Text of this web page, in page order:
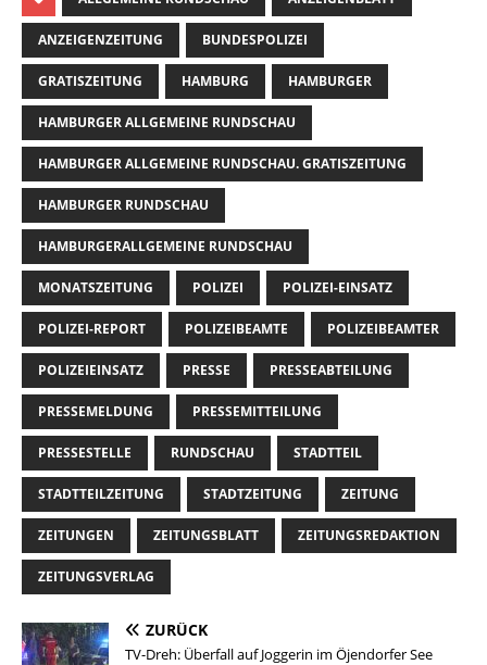
ANZEIGENZEITUNG BUNDESPOLIZEI
GRATISZEITUNG HAMBURG HAMBURGER
HAMBURGER ALLGEMEINE RUNDSCHAU
HAMBURGER ALLGEMEINE RUNDSCHAU. GRATISZEITUNG
HAMBURGER RUNDSCHAU
HAMBURGERALLGEMEINE RUNDSCHAU
MONATSZEITUNG POLIZEI POLIZEI-EINSATZ
POLIZEI-REPORT POLIZEIBEAMTE POLIZEIBEAMTER
POLIZEIEINSATZ PRESSE PRESSEABTEILUNG
PRESSEMELDUNG PRESSEMITTEILUNG
PRESSESTELLE RUNDSCHAU STADTTEIL
STADTTEILZEITUNG STADTZEITUNG ZEITUNG
ZEITUNGEN ZEITUNGSBLATT ZEITUNGSREDAKTION
ZEITUNGSVERLAG
ZURÜCK
TV-Dreh: Überfall auf Joggerin im Öjendorfer See